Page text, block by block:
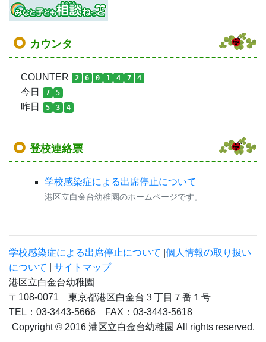
カウンタ
COUNTER 2 6 0 1 4 7 4
今日 7 5
昨日 5 3 4
登校連絡票
学校感染症による出席停止について
港区立白金台幼稚園のホームページです。
学校感染症による出席停止について 個人情報の取り扱い
について
サイトマップ
港区立白金台幼稚園
〒108-0071 東京都港区白金台３丁目７番１号
TEL：03-3443-5666 FAX：03-3443-5618
Copyright © 2016 港区立白金台幼稚園 All rights reserved.